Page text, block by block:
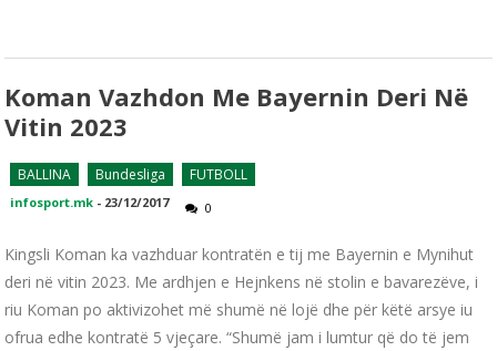
Koman Vazhdon Me Bayernin Deri Në
Vitin 2023
BALLINA Bundesliga FUTBOLL
infosport.mk - 23/12/2017 0
Kingsli Koman ka vazhduar kontratën e tij me Bayernin e Mynihut
deri në vitin 2023. Me ardhjen e Hejnkens në stolin e bavarezëve, i
riu Koman po aktivizohet më shumë në lojë dhe për këtë arsye iu
ofrua edhe kontratë 5 vjeçare. “Shumë jam i lumtur që do të jem